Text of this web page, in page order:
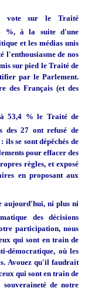
vote sur le Traité
%, à la suite d'une
et les médias unis
l'enthousiasme de nos
sur pied le Traité de
par le Parlement.
des Français (et des
53,4 % le Traité de
des 27 ont refusé de
se sont dépêchés de
pour effacer des
règles, et exposé
en proposant aux
aujourd'hui, ni plus ni
des décisions
participation, nous
qui sont en train de
démocratique, où les
Avouez qu'il faudrait
qui sont en train de
de notre